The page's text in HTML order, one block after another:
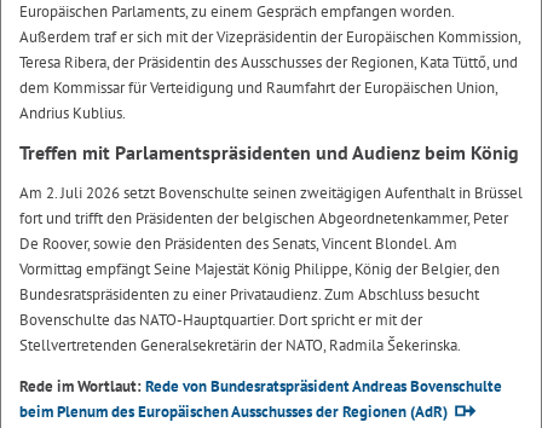
Europäischen Parlaments, zu einem Gespräch empfangen worden.
Außerdem traf er sich mit der Vizepräsidentin der Europäischen Kommission,
Teresa Ribera, der Präsidentin des Ausschusses der Regionen, Kata Tüttő, und
dem Kommissar für Verteidigung und Raumfahrt der Europäischen Union,
Andrius Kublius.
Treffen mit Parlamentspräsidenten und Audienz beim König
Am 2. Juli 2026 setzt Bovenschulte seinen zweitägigen Aufenthalt in Brüssel
fort und trifft den Präsidenten der belgischen Abgeordnetenkammer, Peter
De Roover, sowie den Präsidenten des Senats, Vincent Blondel. Am
Vormittag empfängt Seine Majestät König Philippe, König der Belgier, den
Bundesratspräsidenten zu einer Privataudienz. Zum Abschluss besucht
Bovenschulte das NATO-Hauptquartier. Dort spricht er mit der
Stellvertretenden Generalsekretärin der NATO, Radmila Šekerinska.
Rede im Wortlaut:Rede von Bundesratspräsident Andreas Bovenschulte
beim Plenum des Europäischen Ausschusses der Regionen (AdR)